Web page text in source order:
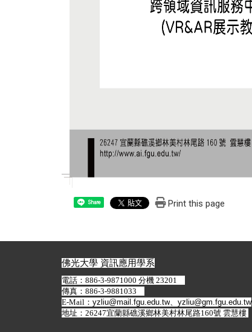
Share Print this page
佛光大學 資訊應用學系
電話：886-3-9871000 分機 23201
傳真：886-3-9881033
E-Mail： yzliu@mail.fgu.edu.tw、 yzliu@gm.fgu.edu.tw
地址：26247宜蘭縣礁溪鄉林美村林尾路160號 雲慧樓